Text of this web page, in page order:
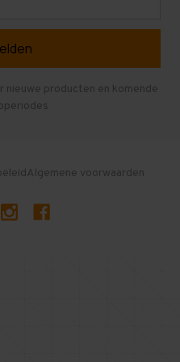
producten en komende
Algemene voorwaarden